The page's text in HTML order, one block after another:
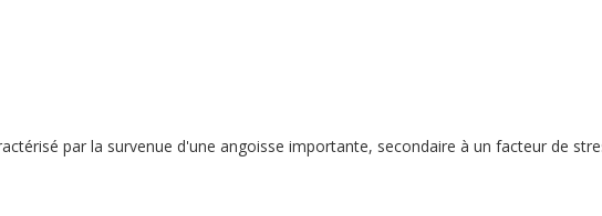
par la survenue d'une angoisse importante, secondaire à un facteur de